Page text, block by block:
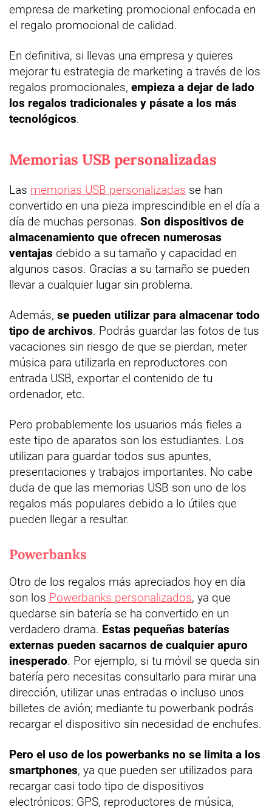
empresa de marketing promocional enfocada en
el regalo promocional de calidad.
En definitiva, si llevas una empresa y quieres
mejorar tu estrategia de marketing a través de los
regalos promocionales, empieza a dejar de lado
los regalos tradicionales y pásate a los más
tecnológicos.
Memorias USB personalizadas
Las memorias USB personalizadas se han
convertido en una pieza imprescindible en el día a
día de muchas personas. Son dispositivos de
almacenamiento que ofrecen numerosas
ventajas debido a su tamaño y capacidad en
algunos casos. Gracias a su tamaño se pueden
llevar a cualquier lugar sin problema.
Además, se pueden utilizar para almacenar todo
tipo de archivos. Podrás guardar las fotos de tus
vacaciones sin riesgo de que se pierdan, meter
música para utilizarla en reproductores con
entrada USB, exportar el contenido de tu
ordenador, etc.
Pero probablemente los usuarios más fieles a
este tipo de aparatos son los estudiantes. Los
utilizan para guardar todos sus apuntes,
presentaciones y trabajos importantes. No cabe
duda de que las memorias USB son uno de los
regalos más populares debido a lo útiles que
pueden llegar a resultar.
Powerbanks
Otro de los regalos más apreciados hoy en día
son los Powerbanks personalizados, ya que
quedarse sin batería se ha convertido en un
verdadero drama. Estas pequeñas baterías
externas pueden sacarnos de cualquier apuro
inesperado. Por ejemplo, si tu móvil se queda sin
batería pero necesitas consultarlo para mirar una
dirección, utilizar unas entradas o incluso unos
billetes de avión; mediante tu powerbank podrás
recargar el dispositivo sin necesidad de enchufes.
Pero el uso de los powerbanks no se limita a los
smartphones, ya que pueden ser utilizados para
recargar casi todo tipo de dispositivos
electrónicos: GPS, reproductores de música,